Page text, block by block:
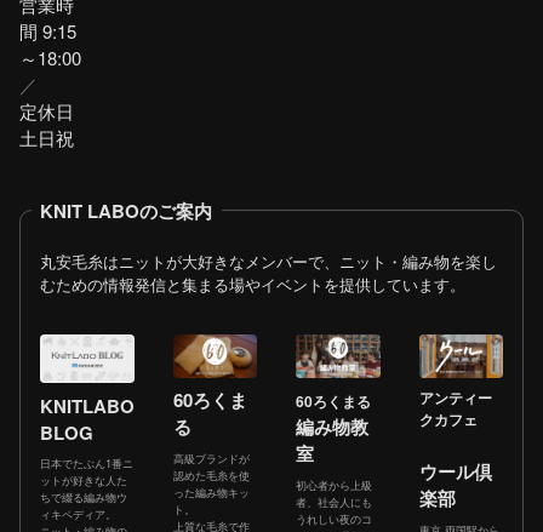
間 9:15
～18:00
／
定休日
土日祝
KNIT LABOのご案内
丸安毛糸はニットが大好きなメンバーで、ニット・編み物を楽し
むための情報発信と集まる場やイベントを提供しています。
KNITLABO
BLOG
日本でたぶん1番ニ
ットが好きな人た
ちで綴る編み物ウ
ィキペディア。
60ろくま
る
高級ブランドが
認めた毛糸を使
った編み物キッ
ト。
上質な毛糸で作
60ろくまる
編み物教
室
初心者から上級
者、社会人にも
うれしい夜のコ
アンティー
クカフェ
ウール倶
楽部